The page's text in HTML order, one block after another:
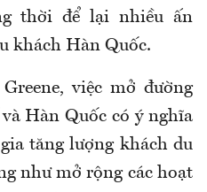
thời để lại nhiều ấn
khách Hàn Quốc.
việc mở đường
Hàn Quốc có ý nghĩa
tăng lượng khách du
như mở rộng các hoạt